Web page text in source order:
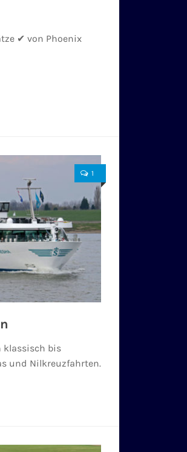
✔ von Phoenix
1
klassisch bis
und Nilkreuzfahrten.